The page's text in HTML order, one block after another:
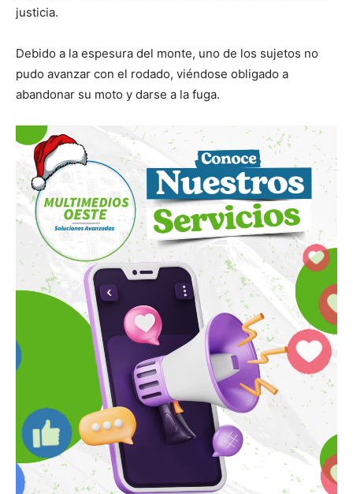
justicia.
Debido a la espesura del monte, uno de los sujetos no
pudo avanzar con el rodado, viéndose obligado a
abandonar su moto y darse a la fuga.